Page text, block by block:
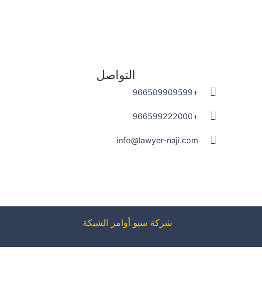
التواصل
+966509909599
+966599222000
info@lawyer-naji.com
شركة سيو أوامر الشبكة